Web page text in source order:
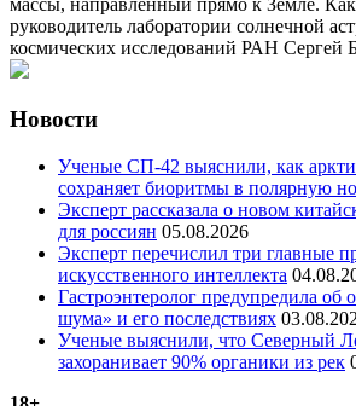
массы, направленный прямо к Земле.
руководитель лаборатории солнечной
космических исследований РАН Сергей
Новости
Ученые СП-42 выяснили, как
сохраняет биоритмы в полярную
Эксперт рассказала о новом
для россиян 05.08.2026
Эксперт перечислил три главные
искусственного интеллекта
Гастроэнтеролог предупредила об
шума» и его последствиях
Ученые выяснили, что Северный
захоранивает 90% органики из рек